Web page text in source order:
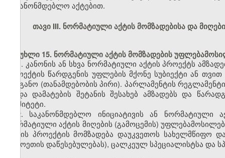
საკანონმდებლო აქტებით.
თავი III. ნორმატიული აქტის მომზადებისა და
მუხლი 15. ნორმატიული აქტის მომზადების
1. კანონის ან სხვა ნორმატიული აქტის პროექტს
პროექტის წარდგენის უფლების მქონე სუბიექტი ან
ორგანო (თანამდებობის პირი). პარლამენტის
ან/და დამატების შეტანის შესახებ ამზადებს და
კომიტეტი.
2. საკანონმდებლო ინიციატივის ან
ნორმატიული აქტის მიღების (გამოცემის)
აქტის პროექტის მომზადება დაუკვეთოს სახელმწიფო
უცხოეთის დაწესებულებას), ცალკეულ სპეციალისტსა და